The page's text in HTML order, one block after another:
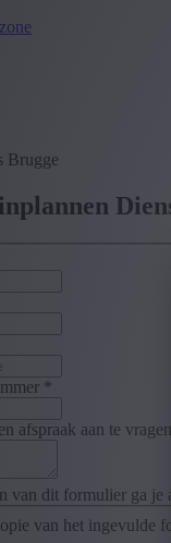
Brugge
*
afspraak aan te
van dit formulier ga je
van het ingevulde